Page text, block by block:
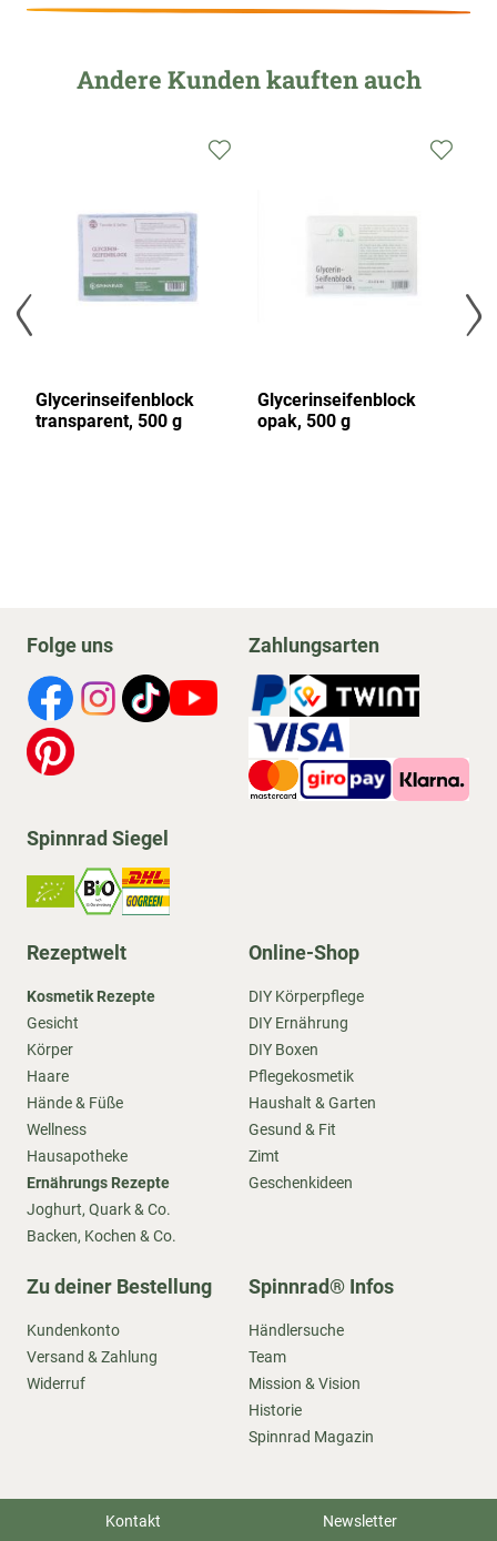
Andere Kunden kauften auch
Glycerinseifenblock
transparent, 500 g
Glycerinseifenblock
opak, 500 g
Folge uns Zahlungsarten
Spinnrad Siegel
Rezeptwelt
Kosmetik Rezepte
Gesicht
Körper
Haare
Hände & Füße
Wellness
Hausapotheke
Ernährungs Rezepte
Joghurt, Quark & Co.
Backen, Kochen & Co.
Online-Shop
DIY Körperpflege
DIY Ernährung
DIY Boxen
Pflegekosmetik
Haushalt & Garten
Gesund & Fit
Zimt
Geschenkideen
Zu deiner Bestellung
Kundenkonto
Versand & Zahlung
Widerruf
Spinnrad® Infos
Händlersuche
Team
Mission & Vision
Historie
Spinnrad Magazin
Kontakt
Newsletter